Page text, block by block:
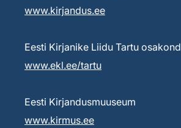
www.kirjandus.ee
Eesti Kirjanike Liidu Tartu osakond
www.ekl.ee/tartu
Eesti Kirjandusmuuseum
www.kirmus.ee